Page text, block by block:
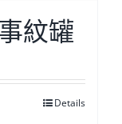
紋罐
Details